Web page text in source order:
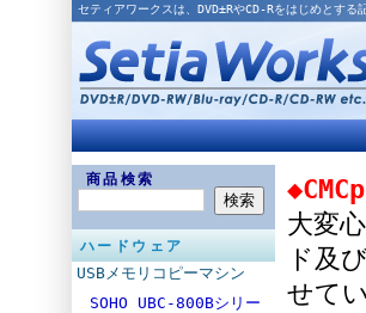
セティアワークスは、DVD±RやCD-Rをはじめとす
商品検索
ハードウェア
USBメモリコピーマシン
SOHO UBC-800Bシリー
大変
ド及
せて